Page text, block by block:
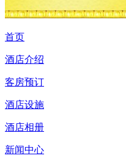
首页
酒店介绍
客房预订
酒店设施
酒店相册
新闻中心